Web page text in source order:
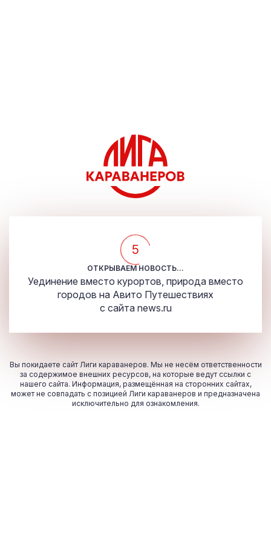
5
ОТКРЫВАЕМ НОВОСТЬ...
Уединение вместо курортов, природа вместо
городов на Авито Путешествиях
с сайта news.ru
Вы покидаете сайт Лиги караванеров. Мы не несём ответственности
за содержимое внешних ресурсов, на которые ведут ссылки с
нашего сайта. Информация, размещённая на сторонних сайтах,
может не совпадать с позицией Лиги караванеров и предназначена
исключительно для ознакомления.